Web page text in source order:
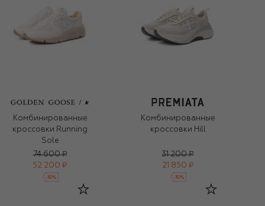
Комбинированные
кроссовки Running
Sole
74 600 ₽
52 200 ₽
-30%
Комбинированные
кроссовки Hill
31 200 ₽
21 850 ₽
-30%